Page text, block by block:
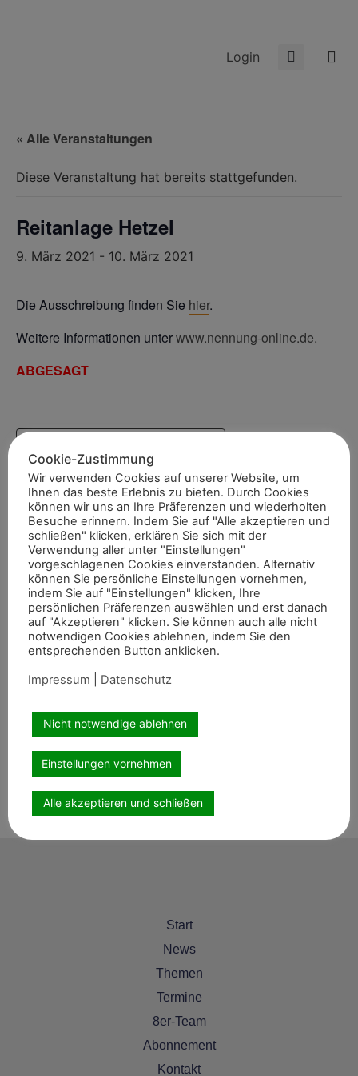
Login
« Alle Veranstaltungen
Diese Veranstaltung hat bereits stattgefunden.
Reitanlage Hetzel
9. März 2021 - 10. März 2021
Die Ausschreibung finden Sie hier.
Weitere Informationen unterwww.nennung-online.de.
ABGESAGT
DETAILS
Beginn:
9. März 2021
Ende:
10. März 2021
Veranstaltungskategorie:
Turniere
Veranstaltungsort-Website anzeigen
WEITERE ANGABEN
Ansprechpartner
Holger Hetzel
Telefon (Ansprechpartner)
02823/18524
E-Mail-Adresse
(Ansprechpartner)
Geländetraining A-L auf dem
Springplatz
Start
News
Themen
Termine
8er-Team
Abonnement
Kontakt
Cookie-Zustimmung
Wir verwenden Cookies auf unserer Website, um
Ihnen das beste Erlebnis zu bieten. Durch Cookies
können wir uns an Ihre Präferenzen und wiederholten
Besuche erinnern. Indem Sie auf "Alle akzeptieren und
schließen" klicken, erklären Sie sich mit der
Verwendung aller unter "Einstellungen"
vorgeschlagenen Cookies einverstanden. Alternativ
können Sie persönliche Einstellungen vornehmen,
indem Sie auf "Einstellungen" klicken, Ihre
persönlichen Präferenzen auswählen und erst danach
auf "Akzeptieren" klicken. Sie können auch alle nicht
notwendigen Cookies ablehnen, indem Sie den
entsprechenden Button anklicken.
Impressum
Datenschutz
Nicht notwendige ablehnen
Einstellungen vornehmen
Alle akzeptieren und schließen